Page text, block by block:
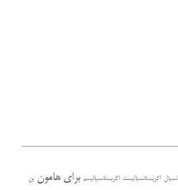
اگزیستانسیالیست اگزیستانسیالیسم برای هامون بن